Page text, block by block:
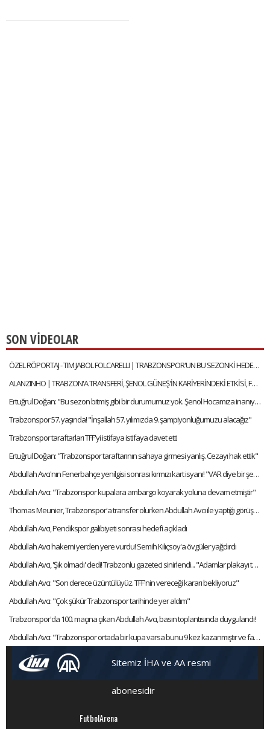
SON VİDEOLAR
ÖZEL RÖPORTAJ - TIM JABOL FOLCARELLI | TRABZONSPOR'UN BU SEZONKİ HEDEFLERİ, FATİH TEKKE, SAÇ TARZI
ALANZINHO | TRABZON'A TRANSFERİ, ŞENOL GÜNEŞ'İN KARİYERİNDEKİ ETKİSİ, FATİH TEKKE'Yİ NASIL TANIMLAR?
Ertuğrul Doğan: "Bu sezon bitmiş gibi bir durumumuz yok. Şenol Hocamıza inanıyorum"
Trabzonspor 57. yaşında! "İnşallah 57. yılımızda 9. şampiyonluğumuzu alacağız"
Trabzonspor taraftarları TFF'yi istifaya istifaya davet etti
Ertuğrul Doğan: "Trabzonspor taraftarının sahaya girmesi yanlış. Cezayı hak ettik"
Abdullah Avcı'nın Fenerbahçe yenilgisi sonrası kırmızı kart isyanı! "VAR diye bir şey var artık"
Abdullah Avcı: "Trabzonspor kupalara ambargo koyarak yoluna devam etmiştir"
Thomas Meunier, Trabzonspor'a transfer olurken Abdullah Avcı ile yaptığı görüşmeyi anlattı:
Abdullah Avcı, Pendikspor galibiyeti sonrası hedefi açıkladı
Abdullah Avcı hakemi yerden yere vurdu! Semih Kılıçsoy'a övgüler yağdırdı
Abdullah Avcı, 'Şık olmadı' dedi! Trabzonlu gazeteci sinirlendi... "Adamlar plakayı taktı hocam"
Abdullah Avcı: "Son derece üzüntülüyüz. TFF'nin vereceği kararı bekliyoruz"
Abdullah Avcı: "Çok şükür Trabzonspor tarihinde yer aldım"
Trabzonspor'da 100. maçına çıkan Abdullah Avcı, basın toplantısında duygulandı!
Abdullah Avcı: "Trabzonspor ortada bir kupa varsa bunu 9 kez kazanmıştır ve favorisidir"
Sitemiz İHA ve AA resmi
abonesidir
FutbolArena